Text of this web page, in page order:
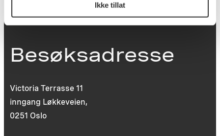
Ikke tillat
Besøksadresse
Victoria Terrasse 11
inngang Løkkeveien,
0251 Oslo